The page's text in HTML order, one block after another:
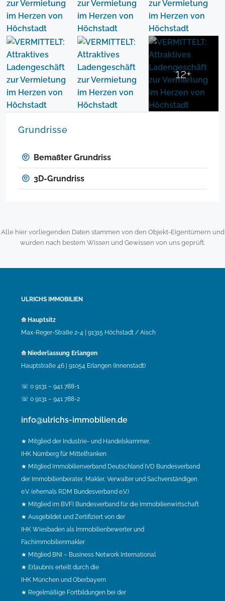
12+
Grundrisse
Bemaßter Grundriss
3D-Grundriss
Alle hier vorliegenden Daten stammen von den Objekt-Eigentümern und
wurden nach bestem Wissen und Gewissen von uns geprüft.
ULRICHS IMMOBILIEN
⟰ Hauptsitz
Max-Reger-Straße 2-4 | 91315 Höchstadt / Aisch
⟰ Niederlassung Erlangen
Hauptstraße 46 | 91054 Erlangen (Innenstadt)
☏ 0 9131 – 941 788-1
☏ 0 9131 – 941 788-2
info@ulrichs-immobilien.de
★ Mitglied der Industrie- und Handelskammer,
IHK Nürnberg für Mittelfranken
★ Mitglied Immobilienverband Deutschland IVD Bundesverband
der Immobilienberater, Makler, Verwalter und Sachverständigen
e.V. (ehemals RDM Bundesverband e.V.)
★ Mitglied im BVFI Bundesverband für die Immobilienwirtschaft
★ Ausgebildet und Zertifiziert von der
IHK Wiesbaden als Immobilienbewerter und
Fachimmobilienmakler
★ Mitglied BNI – Business Network International
★ Erlaubnis erteilt durch die
IHK München und Oberbayern
★ Regelmäßige Fortbildungen bei der